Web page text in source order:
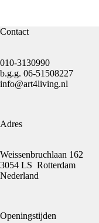
Contact
010-3130990
b.g.g. 06-51508227
info@art4living.nl
Adres
Weissenbruchlaan 162
3054 LS Rotterdam
Nederland
Openingstijden